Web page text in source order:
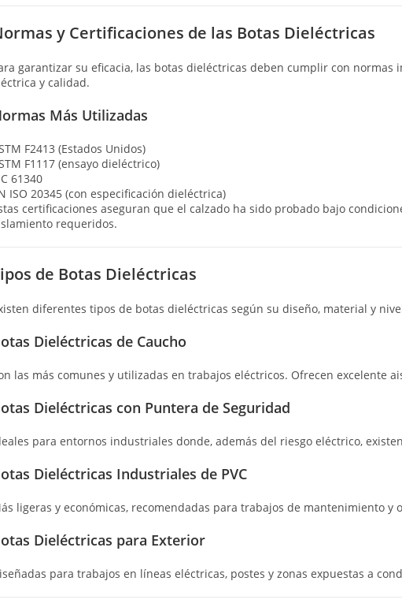
y Certificaciones de las Botas Dieléctricas
garantizar su eficacia, las botas dieléctricas deben cumplir con normas
y calidad.
Más Utilizadas
F2413 (Estados Unidos)
F1117 (ensayo dieléctrico)
61340
ISO 20345 (con especificación dieléctrica)
certificaciones aseguran que el calzado ha sido probado bajo
requeridos.
de Botas Dieléctricas
diferentes tipos de botas dieléctricas según su diseño, material y
Dieléctricas de Caucho
las más comunes y utilizadas en trabajos eléctricos. Ofrecen excelente
Dieléctricas con Puntera de Seguridad
para entornos industriales donde, además del riesgo eléctrico,
Dieléctricas Industriales de PVC
ligeras y económicas, recomendadas para trabajos de mantenimiento y
Dieléctricas para Exterior
para trabajos en líneas eléctricas, postes y zonas expuestas a